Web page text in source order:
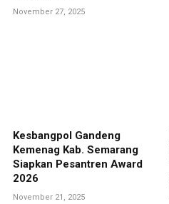
November 27, 2025
Kesbangpol Gandeng
Kemenag Kab. Semarang
Siapkan Pesantren Award
2026
November 21, 2025